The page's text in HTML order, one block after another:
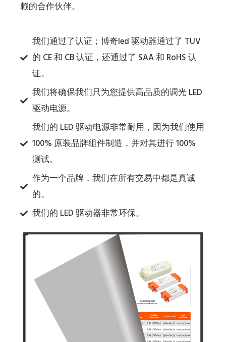
赖的合作伙伴。
我们通过了认证；博奇led 驱动器通过了 TUV
的 CE 和 CB 认证，还通过了 SAA 和 RoHS 认
证。
我们将确保我们只为您提供高品质的调光 LED
驱动电源。
我们的 LED 驱动电源非常耐用，因为我们使用
100% 原装品牌组件制造，并对其进行 100%
测试。
作为一个品牌，我们在所有交易中都是真诚
的。
我们的 LED 驱动器非常环保。